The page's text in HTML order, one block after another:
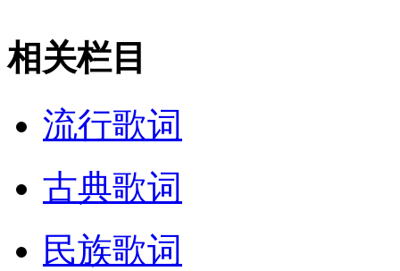
相关栏目
流行歌词
古典歌词
民族歌词